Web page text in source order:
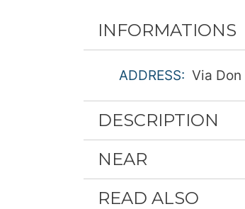
INFORMATIONS
ADDRESS: Via Don
DESCRIPTION
NEAR
READ ALSO